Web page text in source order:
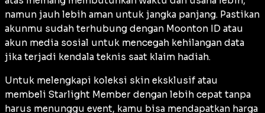
namun jauh lebih aman untuk jangka panjang. Pastikan
akunmu sudah terhubung dengan Moonton ID atau
akun media sosial untuk mencegah kehilangan data
jika terjadi kendala teknis saat klaim hadiah.
Untuk melengkapi koleksi skin eksklusif atau
membeli Starlight Member dengan lebih cepat tanpa
harus menunggu event, kamu bisa mendapatkan harga